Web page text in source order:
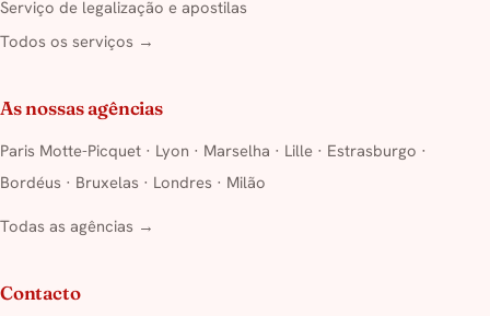
Serviço de legalização e apostilas
Todos os serviços →
As nossas agências
Paris Motte-Picquet · Lyon · Marselha · Lille · Estrasburgo ·
Bordéus · Bruxelas · Londres · Milão
Todas as agências →
Contacto